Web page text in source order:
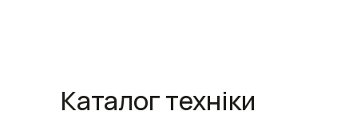
Каталог техніки